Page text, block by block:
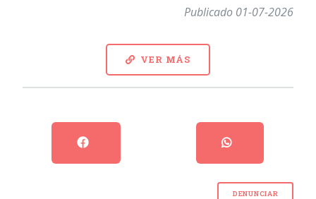
Publicado 01-07-2026
VER MÁS
DENUNCIAR